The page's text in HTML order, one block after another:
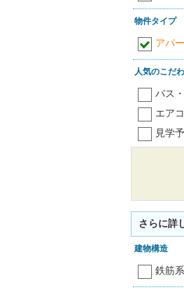
物件タイプ
アパ
人気のこだ
バス
エア
見学
さらに詳
建物構造
鉄筋系